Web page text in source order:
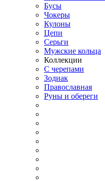
Бусы
Чокеры
Кулоны
Цепи
Серьги
Мужские кольца
Коллекции
С черепами
Зодиак
Православная
Руны и обереги